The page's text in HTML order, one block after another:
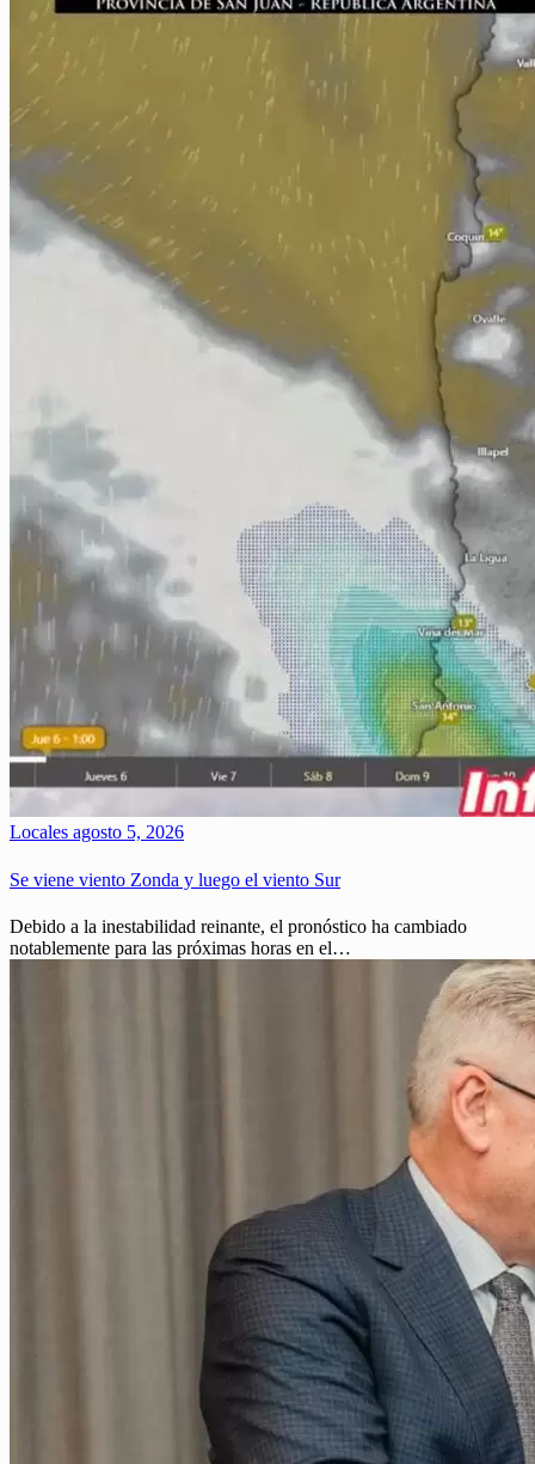
Locales agosto 5, 2026
Se viene viento Zonda y luego el viento Sur
Debido a la inestabilidad reinante, el pronóstico ha cambiado
notablemente para las próximas horas en el…